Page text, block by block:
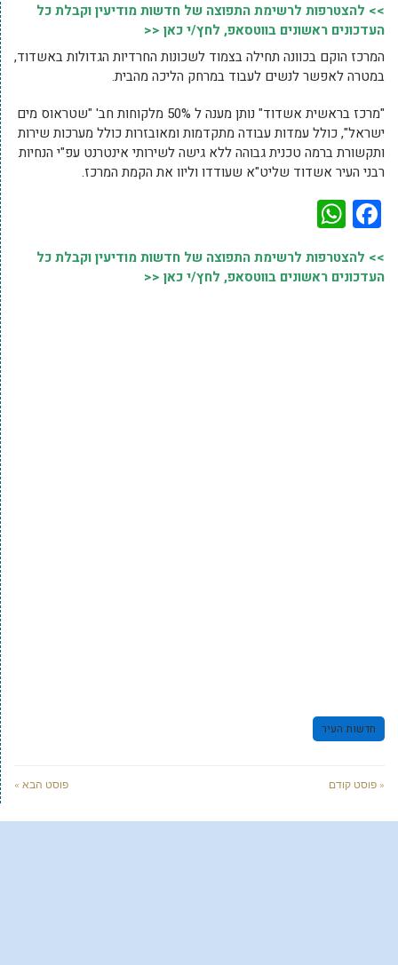
>> להצטרפות לרשימת התפוצה של חדשות מודיעין וקבלת כל
העדכונים ראשונים בווטסאפ, לחץ/י כאן <<
המרכז הוקם בכוונה תחילה בצמוד לשכונות החרדיות הגדולות באשדוד,
במטרה לאפשר לנשים לעבוד במרחק הליכה מהבית.
"מרכז בראשית אשדוד" נותן מענה ל 50% מלקוחות חב' "שטראוס מים
ישראל", כולל עמדות עבודה מתקדמות ומאובזרות כולל מערכות שירות
ותקשורת ברמה טכנית גבוהה ללא גישה לשירותי אינטרנט עפ"י הנחיות
רבני העיר אשדוד שליט"א שעודדו וליוו את הקמת המרכז.
Facebook
>> להצטרפות לרשימת התפוצה של חדשות מודיעין וקבלת כל
העדכונים ראשונים בווטסאפ, לחץ/י כאן <<
חדשות העיר
« פוסט קודם פוסט הבא »